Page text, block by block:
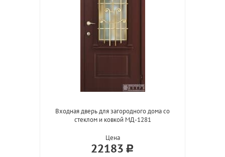
Входная дверь для загородного дома со
стеклом и ковкой МД-1281
Цена
22183